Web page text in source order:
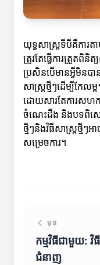
យុទ្ធសាស្រ្តទីបីគឺការ
ត្រូវតែធ្វើការត្រួតពិនិ
ប្រសិនបើមានអ្វីមិនប
សាស្ត្រថ្មីៗដើម្បីកែលម្
ដោយសារតែការសហ
ចំណេះដឹង និងបទពិសោធ
ថ្មីៗនិងវិធីសាស្ត្រថ្មីៗ
សម្រេចការ។
មុន
កម្មវិធីជាមួយ: វិ
ជំនាញ